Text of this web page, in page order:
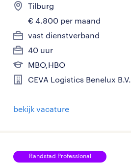
Tilburg
€ 4.800 per maand
vast dienstverband
40 uur
MBO,HBO
CEVA Logistics Benelux B.V.
bekijk vacature
Randstad Professional